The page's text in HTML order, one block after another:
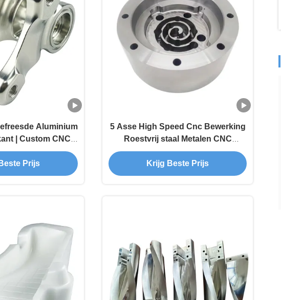
Aluminium
| Custom CNC
Prijs
5 Asse High Speed Cnc Bewerking
Roestvrij staal Metalen CNC
freesservice
Krijg Beste Prijs